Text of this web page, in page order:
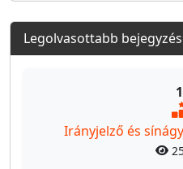
Legolvasottabb
Irányjelző és